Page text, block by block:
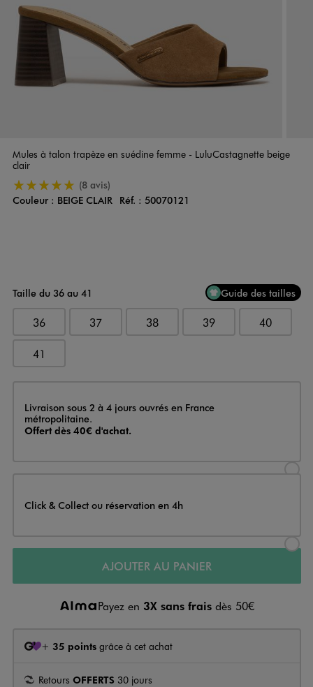
Mules à talon trapèze en suédine femme - LuluCastagnette beige
clair
5/5 de moyenne(8 avis)
Couleur
Couleur : BEIGE CLAIR Réf. : 50070121
Taille du 36 au 41 Guide des tailles
36 37 38 39 40
41
Livraison
Livraison sous 2 à 4 jours ouvrés en France
métropolitaine.
Offert dès 40€ d'achat.
Click & Collect ou réservation en 4h
AJOUTER AU PANIER
Payez en 3X sans frais dès 50€
+ 35 points grâce à cet achat
Retours OFFERTS 30 jours